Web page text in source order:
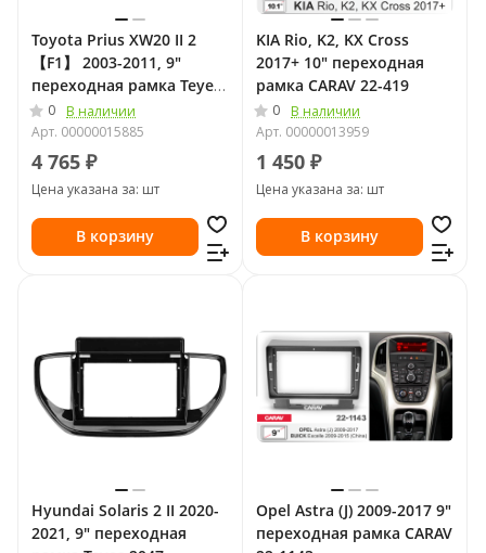
Toyota Prius XW20 II 2
【F1】 2003-2011, 9"
переходная рамка Teyes
2074
0
В наличии
Арт. 00000015885
4 765 ₽
Цена указана за: шт
В корзину
KIA Rio, K2, KX Cross
2017+ 10" переходная
рамка CARAV 22-419
0
В наличии
Арт. 00000013959
1 450 ₽
Цена указана за: шт
В корзину
Hyundai Solaris 2 II 2020-
2021, 9" переходная
Opel Astra (J) 2009-2017 9"
переходная рамка CARAV